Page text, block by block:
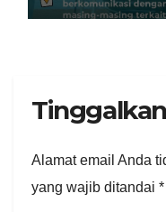
Alamat email Anda
yang wajib ditandai *